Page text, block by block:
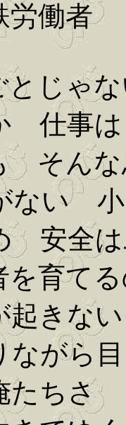
働者
じゃ
仕事は
そんな
ない
安全は
を育て
起きな
ながら
ちさ